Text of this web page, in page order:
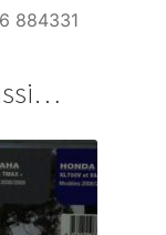
884331